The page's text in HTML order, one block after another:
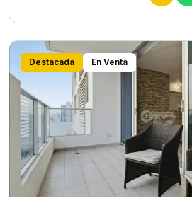
Destacada En Venta